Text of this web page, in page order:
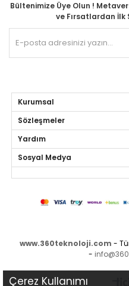
Bültenimize Üye Olun !
ve Fırsatlardan İlk
Kurumsal
Sözleşmeler
Yardım
Sosyal Medya
www.360teknoloji.com -
-
Çerez Kullanımı